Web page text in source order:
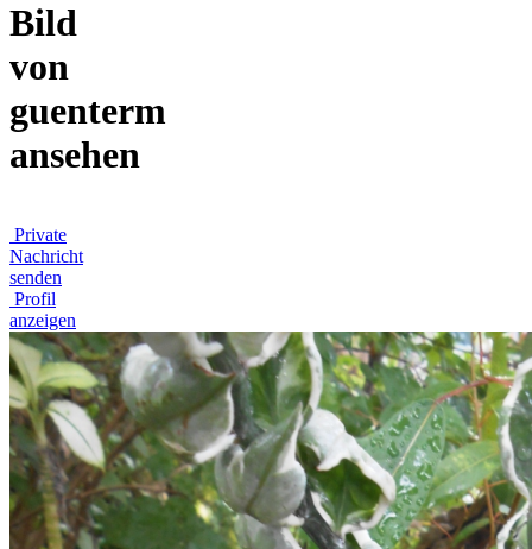
Bild
von
guenterm
ansehen
Private
Nachricht
senden
Profil
anzeigen